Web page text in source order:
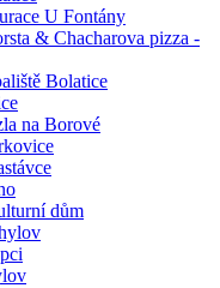
U Fontány
& Chacharova pizza -
Bolatice
na Borové
dům